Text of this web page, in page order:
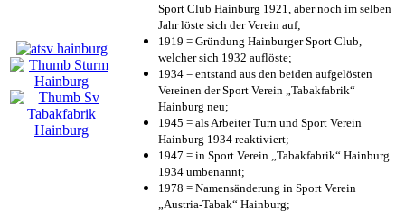
Sport Club Hainburg 1921, aber noch im selben
Jahr löste sich der Verein auf;
1919 = Gründung Hainburger Sport Club,
welcher sich 1932 auflöste;
1934 = entstand aus den beiden aufgelösten
Vereinen der Sport Verein „Tabakfabrik“
Hainburg neu;
1945 = als Arbeiter Turn und Sport Verein
Hainburg 1934 reaktiviert;
1947 = in Sport Verein „Tabakfabrik“ Hainburg
1934 umbenannt;
1978 = Namensänderung in Sport Verein
„Austria-Tabak“ Hainburg;